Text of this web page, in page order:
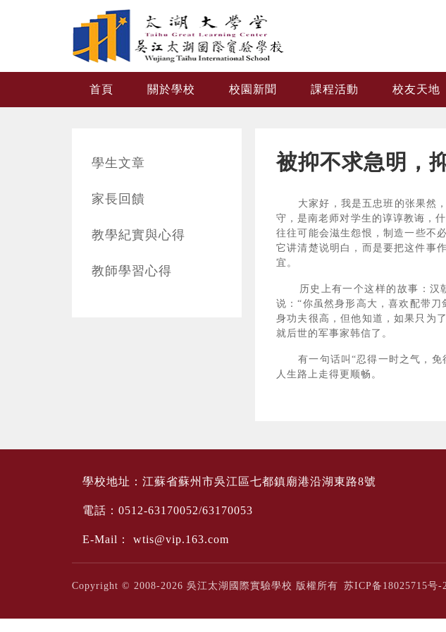
首頁 關於學校 校園新聞 課程活動 校友天地
學生文章
家長回饋
教學紀實與心得
教師學習心得
被抑不求急明，
大家好，我是五忠班的张果然，
守，是南老师对学生的谆谆教诲，
往往可能会滋生怨恨，制造一些不
它讲清楚说明白，而是要把这件事
宜。
历史上有一个这样的故事：汉朝
说：“你虽然身形高大，喜欢配带
身功夫很高，但他知道，如果只为
就后世的军事家韩信了。
有一句话叫“忍得一时之气，免
人生路上走得更顺畅。
學校地址：江蘇省蘇州市吳江區七都鎮廟港沿湖東路8號
電話：0512-63170052/63170053
E-Mail： wtis@vip.163.com
Copyright © 2008-2026 吳江太湖國際實驗學校 版權所有 苏ICP备18025715号-2